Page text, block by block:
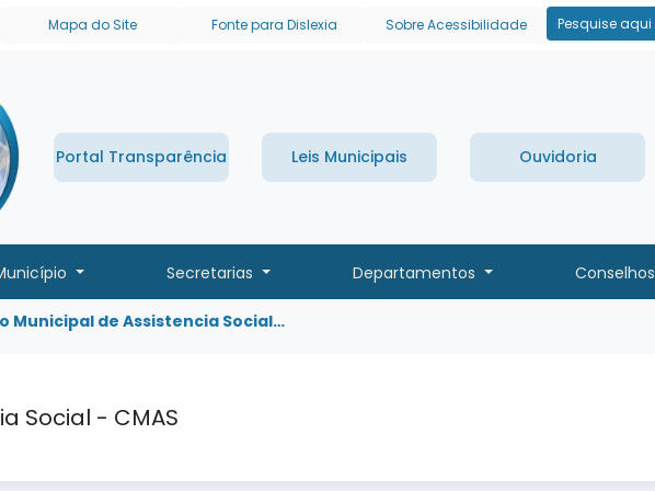
links de acessibilidade
Mapa do Site Fonte para Dislexia Sobre Acessibilidade Pesquisar
Portal Transparência Leis Municipais Ouvidoria
Secretarias Departamentos Conselhos
Municipal de Assistencia Social…
Social - CMAS